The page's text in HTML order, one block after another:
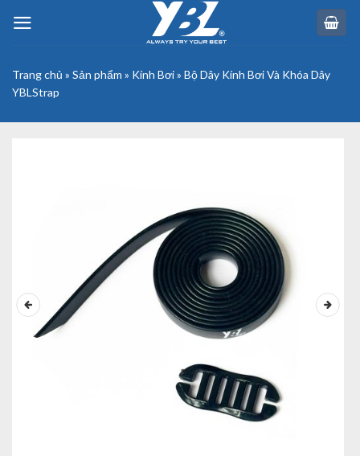
Trang chủ » Sản phẩm » Kính Bơi» Bộ Dây Kính Bơi Và Khóa Dây
YBLStrap